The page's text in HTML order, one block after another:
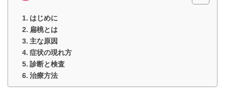
はじめに
扁桃とは
主な原因
症状の現れ方
診断と検査
治療方法